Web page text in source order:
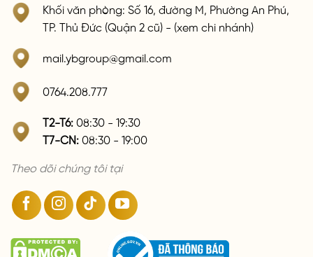
Khối văn phòng: Số 16, đường M, Phường An Phú,
TP. Thủ Đức (Quận 2 cũ) - (xem chi nhánh)
mail.ybgroup@gmail.com
0764.208.777
T2-T6: 08:30 - 19:30
T7-CN: 08:30 - 19:00
Theo dõi chúng tôi tại